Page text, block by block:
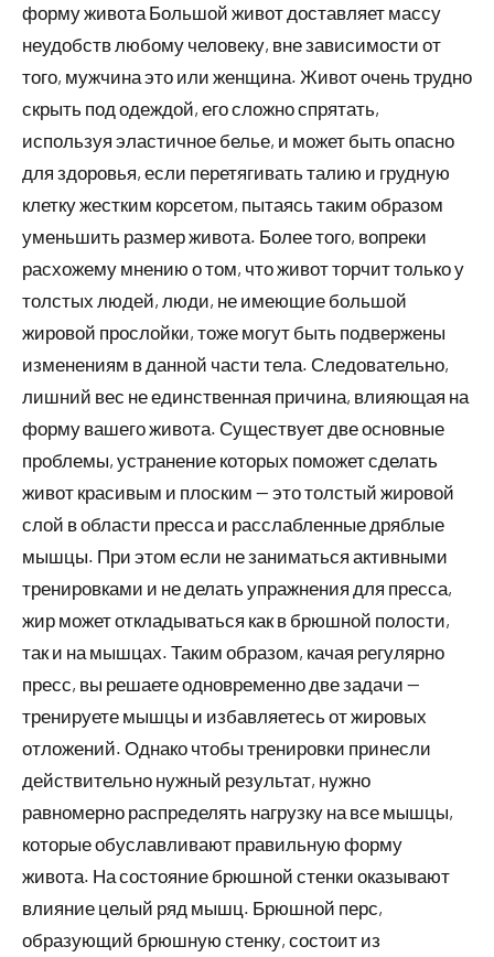
форму живота Большой живот доставляет массу
неудобств любому человеку, вне зависимости от
того, мужчина это или женщина. Живот очень трудно
скрыть под одеждой, его сложно спрятать,
используя эластичное белье, и может быть опасно
для здоровья, если перетягивать талию и грудную
клетку жестким корсетом, пытаясь таким образом
уменьшить размер живота. Более того, вопреки
расхожему мнению о том, что живот торчит только у
толстых людей, люди, не имеющие большой
жировой прослойки, тоже могут быть подвержены
изменениям в данной части тела. Следовательно,
лишний вес не единственная причина, влияющая на
форму вашего живота. Существует две основные
проблемы, устранение которых поможет сделать
живот красивым и плоским — это толстый жировой
слой в области пресса и расслабленные дряблые
мышцы. При этом если не заниматься активными
тренировками и не делать упражнения для пресса,
жир может откладываться как в брюшной полости,
так и на мышцах. Таким образом, качая регулярно
пресс, вы решаете одновременно две задачи —
тренируете мышцы и избавляетесь от жировых
отложений. Однако чтобы тренировки принесли
действительно нужный результат, нужно
равномерно распределять нагрузку на все мышцы,
которые обуславливают правильную форму
живота. На состояние брюшной стенки оказывают
влияние целый ряд мышц. Брюшной перс,
образующий брюшную стенку, состоит из